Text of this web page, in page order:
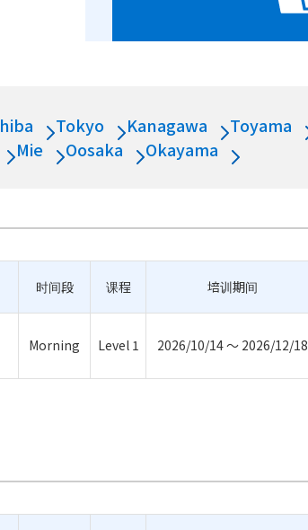
Tokyo Kanagawa Toyama
Mie Oosaka Okayama
时间段 课程 培训期间
Morning Level 1 2026/10/14 ～ 2026/12/18